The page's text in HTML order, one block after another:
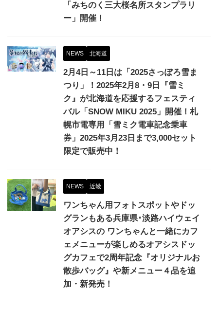
「みちのく三大桜名所スタンプラリ
ー」開催！
NEWS 北海道
2月4日～11日は「2025さっぽろ雪ま
つり」！2025年2月8・9日『雪ミ
ク』が北海道を応援するフェスティ
バル「SNOW MIKU 2025」開催！札
幌市電専用「雪ミク電車記念乗車
券」2025年3月23日まで3,000セット
限定で販売中！
NEWS 近畿
ワンちゃん用フォトスポットやドッ
グランもある兵庫県･淡路ハイウェイ
オアシスの ワンちゃんと一緒にカフ
ェメニューが楽しめるオアシスドッ
グカフェで2周年記念『オリジナルお
散歩バッグ』や新メニュー４品を追
加・新発売！